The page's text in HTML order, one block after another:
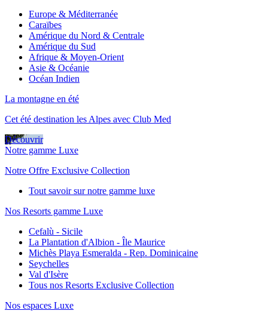
Europe & Méditerranée
Caraïbes
Amérique du Nord & Centrale
Amérique du Sud
Afrique & Moyen-Orient
Asie & Océanie
Océan Indien
La montagne en été
Cet été destination les Alpes avec Club Med
Découvrir
Notre gamme Luxe
Notre Offre Exclusive Collection
Tout savoir sur notre gamme luxe
Nos Resorts gamme Luxe
Cefalù - Sicile
La Plantation d'Albion - Île Maurice
Michès Playa Esmeralda - Rep. Dominicaine
Seychelles
Val d'Isère
Tous nos Resorts Exclusive Collection
Nos espaces Luxe